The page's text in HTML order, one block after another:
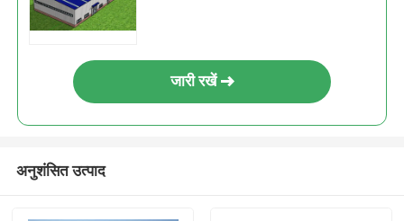
जारी रखें
अनुशंसित उत्पाद